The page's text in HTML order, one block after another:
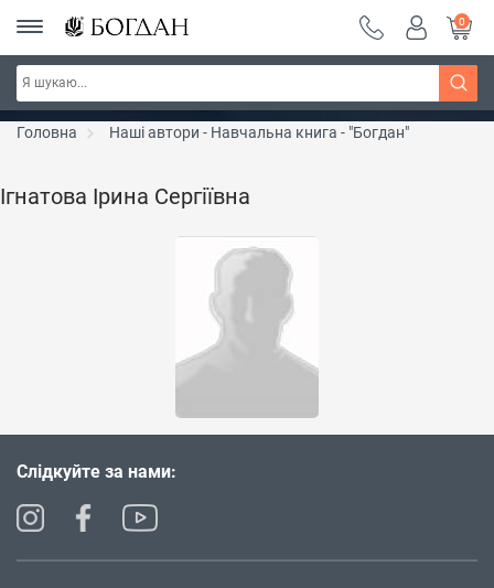
РОЗПРОДАЖ ~ 150 грн ~ 200 грн ~ 250 грн ~
300 грн ~ РОЗПРОДАЖ
Дізнатись більше
0
Головна Наші автори - Навчальна книга - "Богдан"
Ігнатова Ірина Сергіївна
Слідкуйте за нами: